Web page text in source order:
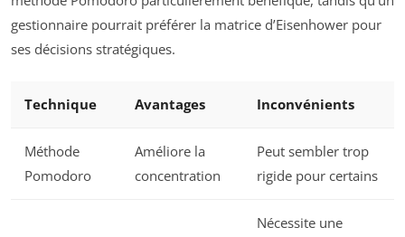
gestionnaire pourrait préférer la matrice d’Eisenhower pour
ses décisions stratégiques.
Technique Avantages Inconvénients
Méthode
Pomodoro
Améliore la
concentration
Peut sembler trop
rigide pour certains
Nécessite une